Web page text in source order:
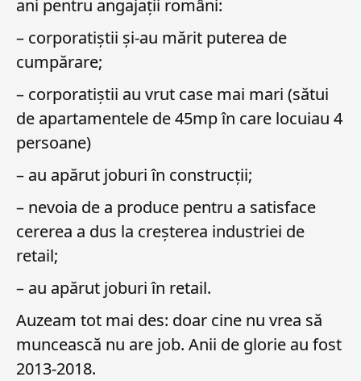
ani pentru angajații români:
– corporatiștii și-au mărit puterea de
cumpărare;
– corporatiștii au vrut case mai mari (sătui
de apartamentele de 45mp în care locuiau 4
persoane)
– au apărut joburi în construcții;
– nevoia de a produce pentru a satisface
cererea a dus la creșterea industriei de
retail;
– au apărut joburi în retail.
Auzeam tot mai des: doar cine nu vrea să
muncească nu are job. Anii de glorie au fost
2013-2018.